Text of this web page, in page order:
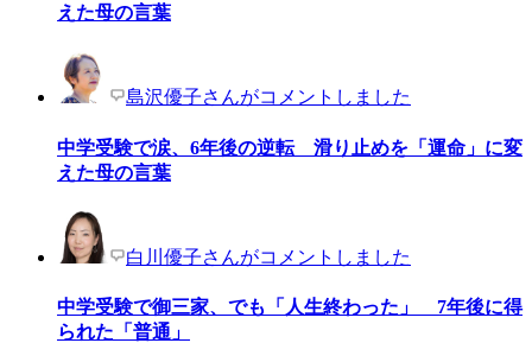
えた母の言葉
島沢優子さんがコメントしました
中学受験で涙、6年後の逆転 滑り止めを「運命」に変
えた母の言葉
白川優子さんがコメントしました
中学受験で御三家、でも「人生終わった」 7年後に得
られた「普通」